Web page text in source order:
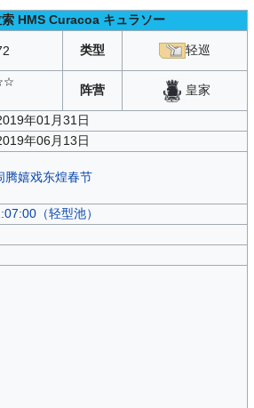
HMS Curacoa キュラソー
类型 轻巡
阵营 皇家
年01月31日
年06月13日
腾嬉戏东煌春节
（轻型池）